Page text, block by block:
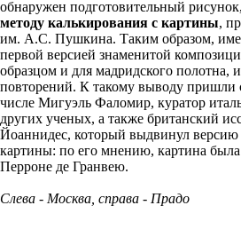
обнаружен подготовительный рисунок,
методу калькирования с картины,
им. А.С. Пушкина. Таким образом,
первой версией знаменитой
образцом и для мадридского полотна,
повторений. К такому выводу пришли
числе Мигуэль Фаломир, куратор
других ученых, а также британский
Йоаннидес, который выдвинул
картины: по его мнению, картина
Перроне де Гранвею.
Слева - Москва, справа - Прадо